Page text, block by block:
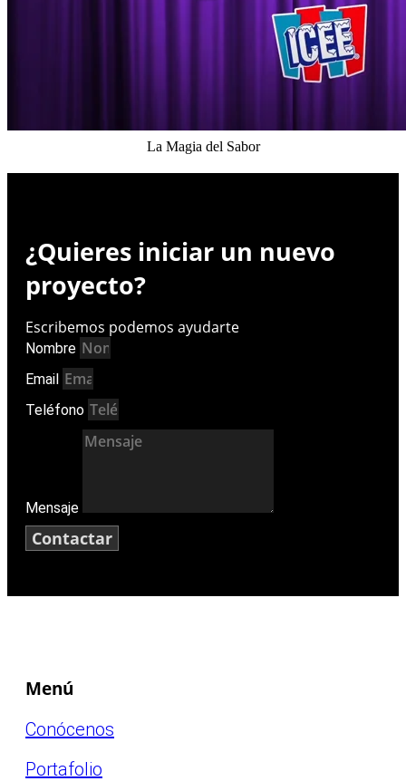
La Magia del Sabor
¿Quieres iniciar un nuevo
proyecto?
Escribemos podemos ayudarte
Nombre
Email
Teléfono
Mensaje
Contactar
Menú
Conócenos
Portafolio